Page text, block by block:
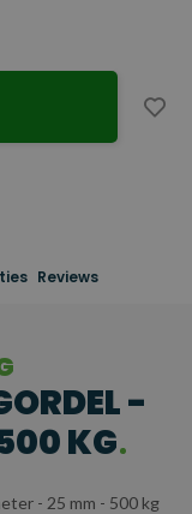
Reviews
-
KG
- 25 mm - 500 kg